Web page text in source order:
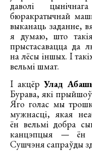
даволі
бюракратычнай
выканаць заданне,
я думаю, што
прыстасавацца да
на лёсы іншых. І
вельмі шмат.
І акцёр Улад
Бурава, які
Яго голас мы
мужнасці, якая
ён вельмі добра
канцэпцыя — ён
Сушчэня сапраўды